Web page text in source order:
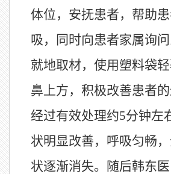
体位，安抚患者，帮助
吸，同时向患者家属询问
就地取材，使用塑料袋
鼻上方，积极改善患者的
经过有效处理约5分钟左
状明显改善，呼吸匀畅
状逐渐消失。
随后韩东